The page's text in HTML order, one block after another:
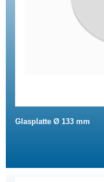
Glasplatte Ø 133 mm